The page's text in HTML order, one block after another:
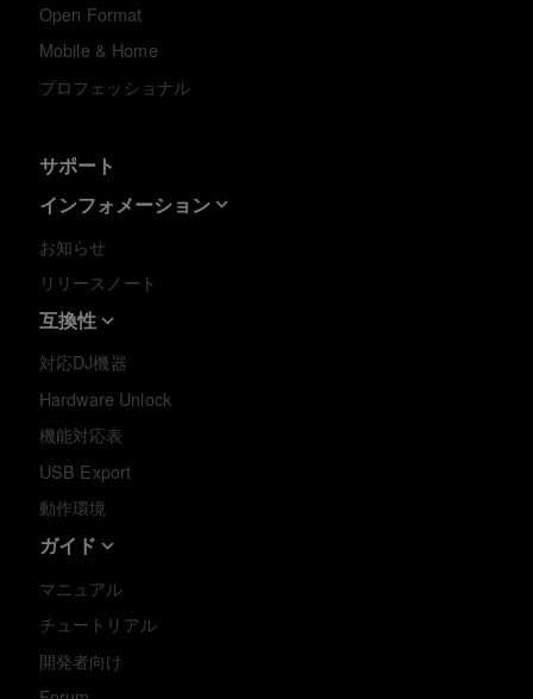
Open Format
Mobile & Home
プロフェッショナル
サポート
インフォメーション
お知らせ
リリースノート
互換性
対応DJ機器
Hardware Unlock
機能対応表
USB Export
動作環境
ガイド
マニュアル
チュートリアル
開発者向け